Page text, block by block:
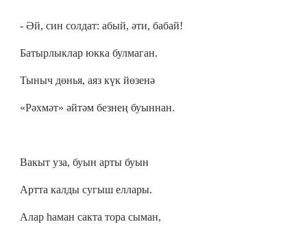
- Әй, син солдат: абый, әти, бабай!
Батырлыклар юкка булмаган.
Тыныч дөнья, аяз күк йөзенә
«Рәхмәт» әйтәм безнең буыннан.
Вакыт уза, буын арты буын
Артта калды сугыш еллары.
Алар һаман сакта тора сыман,